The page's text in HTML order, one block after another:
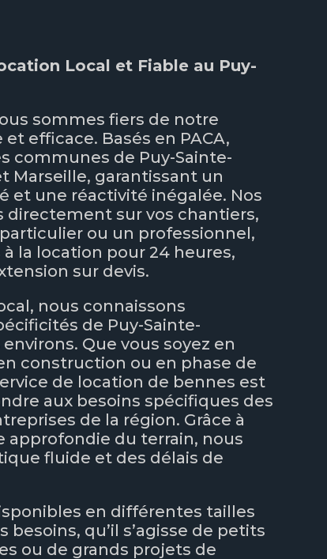
Local et Fiable au Puy-
sommes fiers de notre
efficace. Basés en PACA,
communes de Puy-Sainte-
Marseille, garantissant un
et une réactivité inégalée. Nos
directement sur vos chantiers,
ou un professionnel,
la location pour 24 heures,
sur devis.
nous connaissons
de Puy-Sainte-
Que vous soyez en
construction ou en phase de
de location de bennes est
aux besoins spécifiques des
de la région. Grâce à
approfondie du terrain, nous
fluide et des délais de
en différentes tailles
besoins, qu’il s’agisse de petits
ou de grands projets de